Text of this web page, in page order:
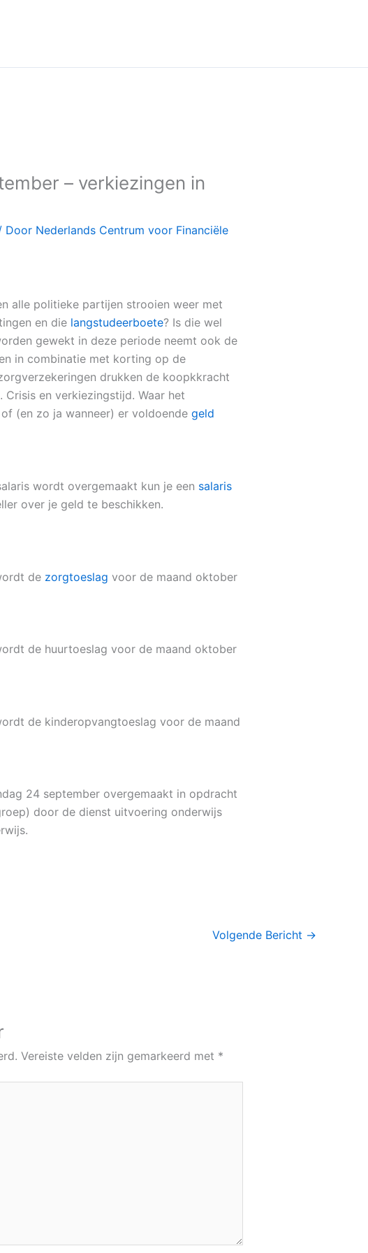
– verkiezingen in
Nederlands Centrum voor Financiële
alle politieke partijen strooien weer met
en die langstudeerboete? Is die wel
gewekt in deze periode neemt ook de
in combinatie met korting op de
drukken de koopkkracht
en verkiezingstijd. Waar het
(en zo ja wanneer) er voldoende geld
wordt overgemaakt kun je een salaris
over je geld te beschikken.
de zorgtoeslag voor de maand oktober
de huurtoeslag voor de maand oktober
de kinderopvangtoeslag voor de maand
24 september overgemaakt in opdracht
door de dienst uitvoering onderwijs
Volgende Bericht →
Vereiste velden zijn gemarkeerd met *